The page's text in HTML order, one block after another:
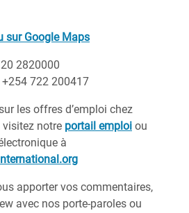
sur Google Maps
2820000
722 200417
les offres d’emploi chez
notre portail emploi ou
à
apporter vos commentaires,
avec nos porte-paroles ou